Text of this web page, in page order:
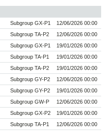
Subgroup GX-P1
12/06/2026 00:00
Subgroup TA-P2
12/06/2026 00:00
Subgroup GX-P1
19/01/2026 00:00
Subgroup TA-P1
19/01/2026 00:00
Subgroup TA-P2
19/01/2026 00:00
Subgroup GY-P2
12/06/2026 00:00
Subgroup GY-P2
19/01/2026 00:00
Subgroup GW-P
12/06/2026 00:00
Subgroup GX-P2
19/01/2026 00:00
Subgroup TA-P1
12/06/2026 00:00